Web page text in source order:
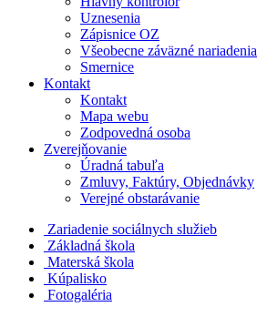
Uznesenia
Zápisnice OZ
Všeobecne záväzné nariadenia
Smernice
Kontakt
Kontakt
Mapa webu
Zodpovedná osoba
Zverejňovanie
Úradná tabuľa
Zmluvy, Faktúry, Objednávky
Verejné obstarávanie
Zariadenie sociálnych služieb
Základná škola
Materská škola
Kúpalisko
Fotogaléria